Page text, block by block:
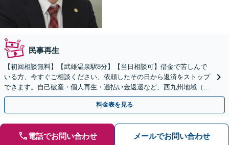
民事再生
【初回相談無料】【武雄温泉駅8分】【当日相談可】借金で苦しんで
いる方、今すぐご相談ください。依頼したその日から返済をストップ
できます。自己破産・個人再生・過払い金返還など、西九州地域（佐
賀・長崎）に根ざした弁護士が借金問題を解決へ導きます。
料金表を見る
電話でお問い合わせ メールでお問い合わせ